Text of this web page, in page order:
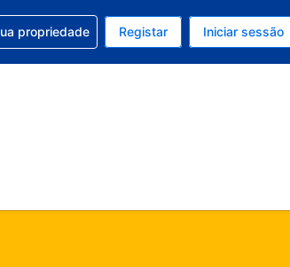
atual é EUR
seu idioma atual é Português
com a sua reserva
propriedade Registar Iniciar sessão